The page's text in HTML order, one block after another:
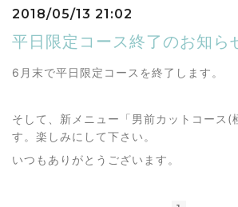
2018/05/13 21:02
平日限定コース終了のお知ら
6月末で平日限定コースを終了します。
そして、新メニュー「男前カットコース(
す。楽しみにして下さい。
いつもありがとうございます。